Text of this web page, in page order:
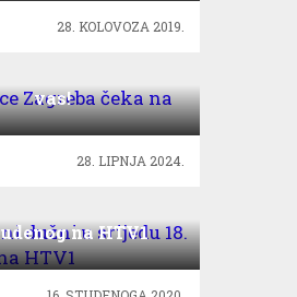
28. KOLOVOZA 2019.
vas!
28. LIPNJA 2024.
na HTV1